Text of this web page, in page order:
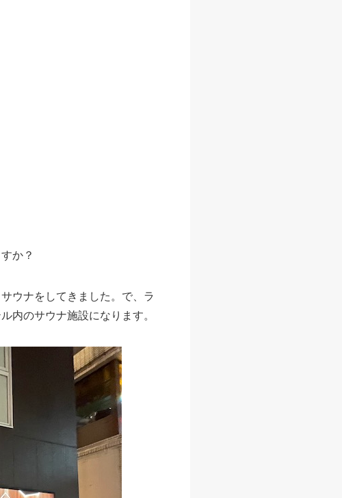
か？
ウナをしてきました。で、ラ
内のサウナ施設になります。